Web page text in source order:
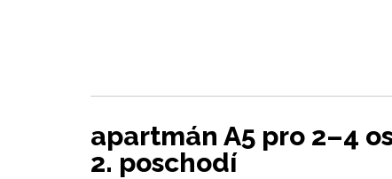
apartmán A5 pro 2–4
2. poschodí